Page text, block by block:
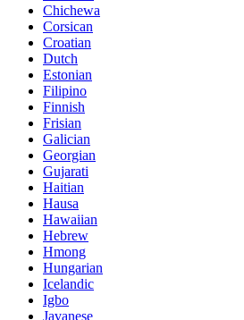
Chichewa
Corsican
Croatian
Dutch
Estonian
Filipino
Finnish
Frisian
Galician
Georgian
Gujarati
Haitian
Hausa
Hawaiian
Hebrew
Hmong
Hungarian
Icelandic
Igbo
Javanese